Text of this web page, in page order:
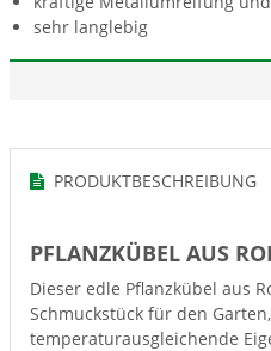
sehr langlebig
PRODUKTBESCHREIBUNG
PFLANZKÜBEL AUS
Dieser edle Pflanzkübel aus
Schmuckstück für den
temperaturausgleichende